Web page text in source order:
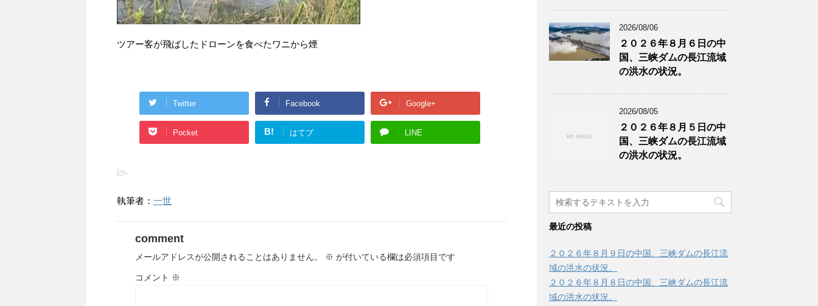
ツアー客が飛ばしたドローンを食べたワニから煙
Twitter Facebook Google+
Pocket B! はてブ LINE
-
執筆者： 一世
comment
メールアドレスが公開されることはありません。 ※ が付いている欄は必須項目です
コメント ※
2026/08/06
２０２６年８月６日の中
国、三峡ダムの長江流域
の洪水の状況。
2026/08/05
２０２６年８月５日の中
国、三峡ダムの長江流域
の洪水の状況。
最近の投稿
２０２６年８月９日の中国、三峡ダムの長江流
域の洪水の状況。
２０２６年８月８日の中国、三峡ダムの長江流
域の洪水の状況。